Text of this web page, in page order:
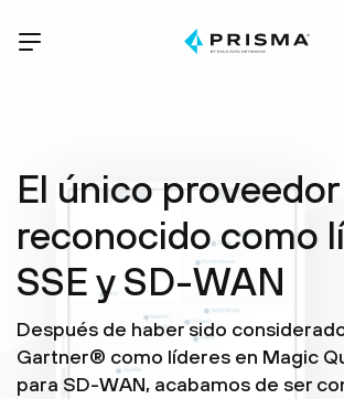
El único proveedor
reconocido como
SSE y SD-WAN
Después de haber sido
Gartner® como líderes en Magic
para SD-WAN, acabamos de ser